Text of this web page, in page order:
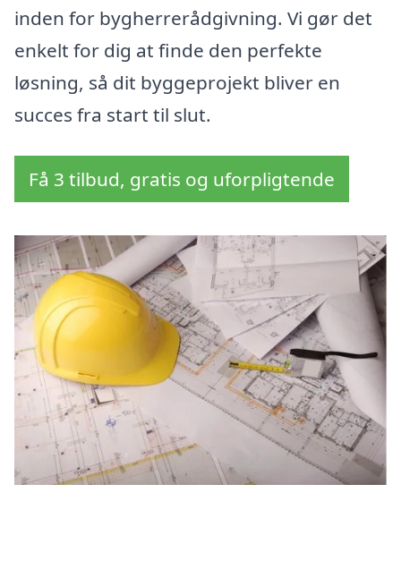
inden for bygherrerådgivning. Vi gør det
enkelt for dig at finde den perfekte
løsning, så dit byggeprojekt bliver en
succes fra start til slut.
Få 3 tilbud, gratis og uforpligtende